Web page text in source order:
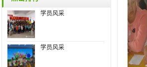
学员风采
学员风采